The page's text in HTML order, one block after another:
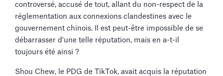
controversé, accusé de tout, allant du non-respect de la
réglementation aux connexions clandestines avec le
gouvernement chinois. Il est peut-être impossible de se
débarrasser d'une telle réputation, mais en a-t-il
toujours été ainsi ?
Shou Chew, le PDG de TikTok, avait acquis la réputation